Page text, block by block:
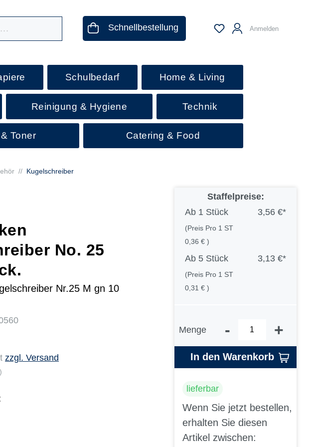
Schnellbestellung Anmelden
Schulbedarf Home & Living
Reinigung & Hygiene Technik
Toner Catering & Food
// Kugelschreiber
No. 25
Nr.25 M gn 10
zzgl. Versand
Staffelpreise:
Ab 1 Stück 3,56 €*
(Preis Pro 1 ST
0,36 € )
Ab 5 Stück 3,13 €*
(Preis Pro 1 ST
0,31 € )
Menge - +
In den Warenkorb
lieferbar
Wenn Sie jetzt bestellen,
erhalten Sie diesen
Artikel zwischen: